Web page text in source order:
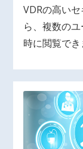
VDRの高い
ら、複数の
時に閲覧でき